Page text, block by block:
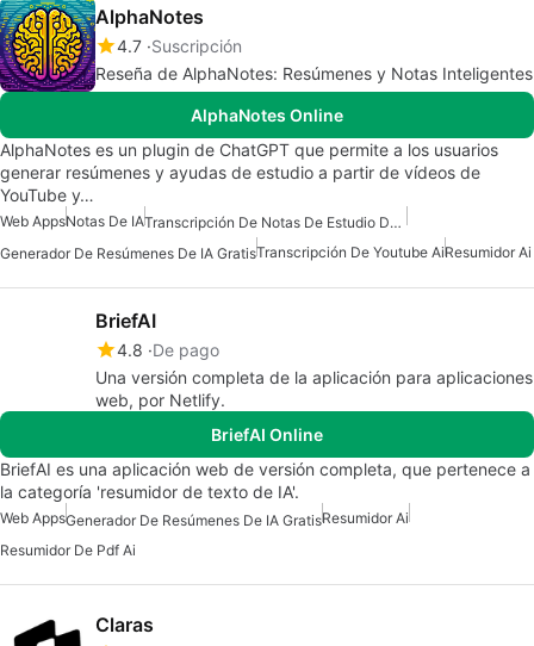
AlphaNotes
4.7 Suscripción
Reseña de AlphaNotes: Resúmenes y Notas Inteligentes
AlphaNotes Online
AlphaNotes es un plugin de ChatGPT que permite a los usuarios
generar resúmenes y ayudas de estudio a partir de vídeos de
YouTube y…
Web AppsNotas De IA
Transcripción De Notas De Estudio De Ai
Generador De Resúmenes De IA GratisTranscripción De Youtube AiResumidor Ai
BriefAI
4.8 De pago
Una versión completa de la aplicación para aplicaciones
web, por Netlify.
BriefAI Online
BriefAI es una aplicación web de versión completa, que pertenece a
la categoría 'resumidor de texto de IA'.
Web AppsGenerador De Resúmenes De IA GratisResumidor Ai
Resumidor De Pdf Ai
Claras